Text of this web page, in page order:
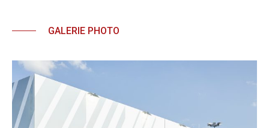
GALERIE PHOTO